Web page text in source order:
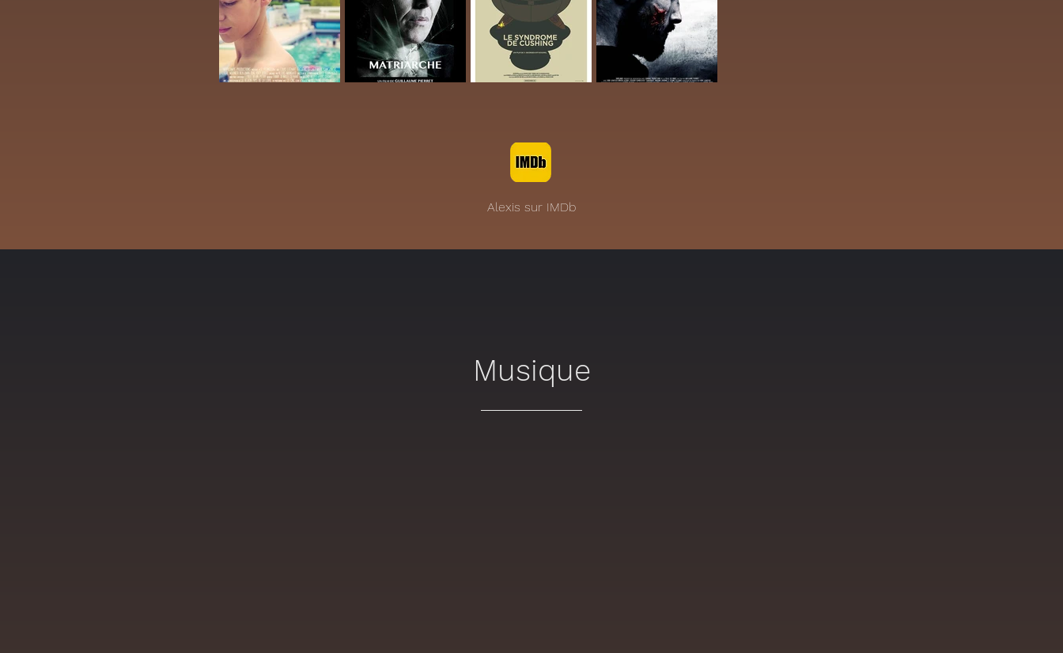
Alexis sur IMDb
Musique